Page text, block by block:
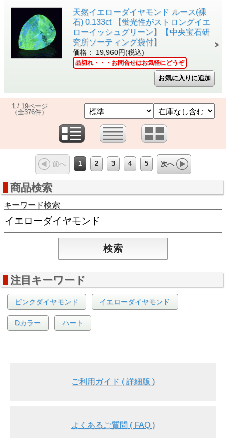
天然イエローダイヤモンド ルース(裸
石) 0.133ct 【蛍光性がストロングイエ
ローイッシュグリーン】【中央宝石研
究所ソーティング袋付】
価格： 19,960円(税込)
品切れ・・・お問合せはお気軽にどうぞ
1 / 19ページ
（全376件）
前へ 1 2 3 4 5 次へ
商品検索
キーワード検索
注目キーワード
ピンクダイヤモンド イエローダイヤモンド
Dカラー ハート
ご利用ガイド ( 詳細版 )
よくあるご質問 ( FAQ )